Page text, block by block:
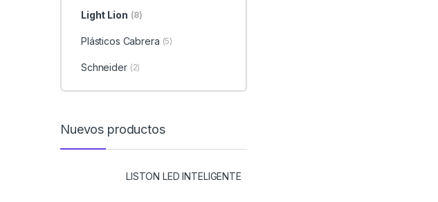
Light Lion (8)
Plásticos Cabrera (5)
Schneider (2)
Nuevos productos
LISTON LED INTELIGENTE